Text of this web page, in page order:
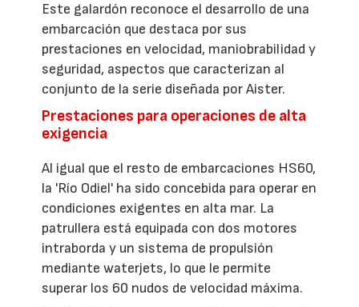
Este galardón reconoce el desarrollo de una
embarcación que destaca por sus
prestaciones en velocidad, maniobrabilidad y
seguridad, aspectos que caracterizan al
conjunto de la serie diseñada por Aister.
Prestaciones para operaciones de alta
exigencia
Al igual que el resto de embarcaciones HS60,
la 'Río Odiel' ha sido concebida para operar en
condiciones exigentes en alta mar. La
patrullera está equipada con dos motores
intraborda y un sistema de propulsión
mediante waterjets, lo que le permite
superar los 60 nudos de velocidad máxima.